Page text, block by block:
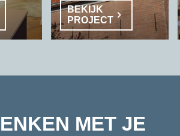
BEKIJK
PROJECT
MET JE